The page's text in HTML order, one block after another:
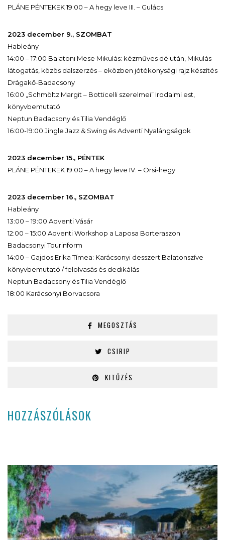
PLÁNE PÉNTEKEK 19:00 – A hegy leve III. – Gulács
2023 december 9., SZOMBAT
Hableány
14:00 – 17:00 Balatoni Mese Mikulás: kézműves délután, Mikulás
látogatás, közös dalszerzés – eközben jótékonysági rajz készítés
Drágakő-Badacsony
16:00 „Schmöltz Margit – Botticelli szerelmei” Irodalmi est,
könyvbemutató
Neptun Badacsony és Tilia Vendéglő
16:00-19:00 Jingle Jazz & Swing és Adventi Nyalángságok
2023 december 15., PÉNTEK
PLÁNE PÉNTEKEK 19:00 – A hegy leve IV. – Örsi-hegy
2023 december 16., SZOMBAT
Hableány
13:00 – 19:00 Adventi Vásár
12:00 – 15:00 Adventi Workshop a Laposa Borteraszon
Badacsonyi Tourinform
14:00 – Gajdos Erika Tímea: Karácsonyi desszert Balatonszíve
könyvbemutató / felolvasás és dedikálás
Neptun Badacsony és Tilia Vendéglő
18:00 Karácsonyi Borvacsora
MEGOSZTÁS
CSIRIP
KITŰZÉS
HOZZÁSZÓLÁSOK